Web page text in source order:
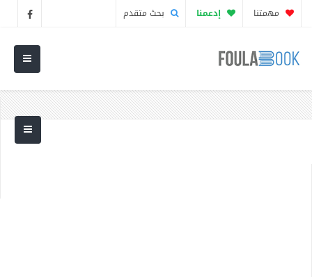
مهمتنا إدعمنا بحث متقدم